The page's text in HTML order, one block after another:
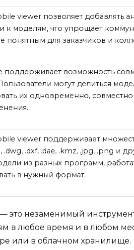
viewer позволяет добавлять
к моделям, что упрощает
понятным для заказчиков и
возможность
могут делиться
их одновременно,
viewer поддерживает
.dwg, .dxf, .dae, .kmz, .jpg, .png и
из разных программ,
в нужный формат.
незаменимый инструмент
в любое время и в любом
или в облачном хранилище.